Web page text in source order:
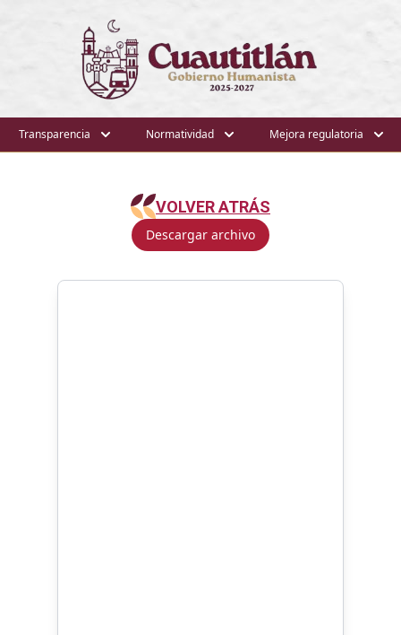
Transparencia Normatividad Mejora regulatoria
VOLVER ATRÁS
Descargar archivo